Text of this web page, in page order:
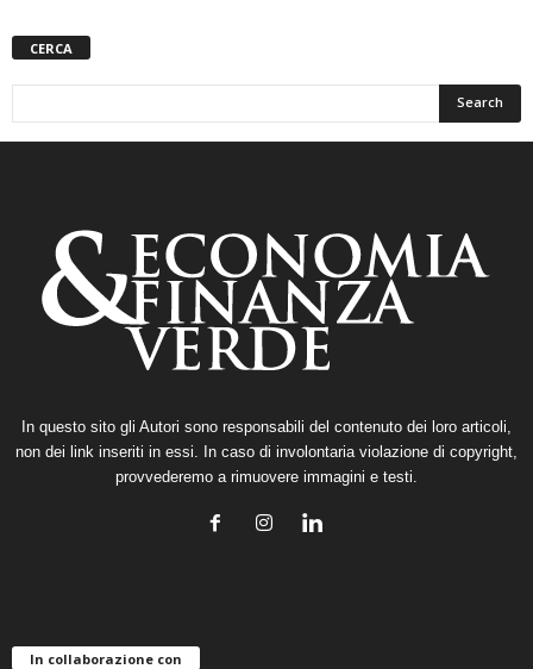
CERCA
In questo sito gli Autori sono responsabili del contenuto dei loro articoli,
non dei link inseriti in essi. In caso di involontaria violazione di copyright,
provvederemo a rimuovere immagini e testi.
In collaborazione con